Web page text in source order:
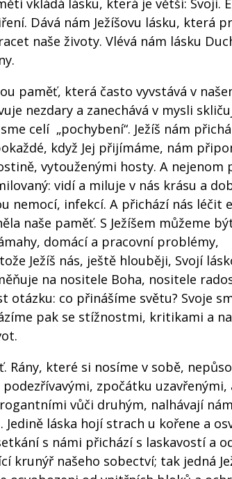
vkládá lásku, která je větší: Svoji.
Dává nám Ježíšovu lásku, která
naše životy. Vlévá nám lásku
paměť, která často vyvstává v
nezdary a zanechává v mysli
celí „pochybení“. Ježíš nám
když Jej přijímáme, nám
vytouženými hosty. A nejenom
vidí a miluje v nás krásu a
nemocí, infekcí. A přichází nás léčit
naše paměť. S Ježíšem můžeme
domácí a pracovní problémy,
Ježíš nás, ještě hlouběji, Svojí
na nositele Boha, nositele
otázku: co přinášíme světu? Svoje
pak se stížnostmi, kritikami a
Rány, které si nosíme v sobě,
zpočátku uzavřenými,
vůči druhým, nalhávají
láska hojí strach u kořene a
s námi přichází s laskavostí a
krunýř našeho sobectví; tak jedná